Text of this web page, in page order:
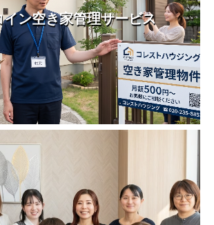
イン空き家管理サービス